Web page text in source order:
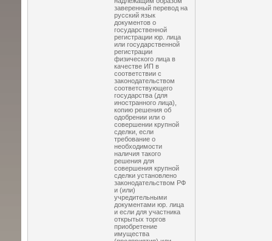
заверенный перевод на
русский язык
документов о
государственной
регистрации юр. лица
или государственной
регистрации
физического лица в
качестве ИП в
соответствии с
законодательством
соответствующего
государства (для
иностранного лица),
копию решения об
одобрении или о
совершении крупной
сделки, если
требование о
необходимости
наличия такого
решения для
совершения крупной
сделки установлено
законодательством РФ
и (или)
учредительными
документами юр. лица
и если для участника
открытых торгов
приобретение
имущества